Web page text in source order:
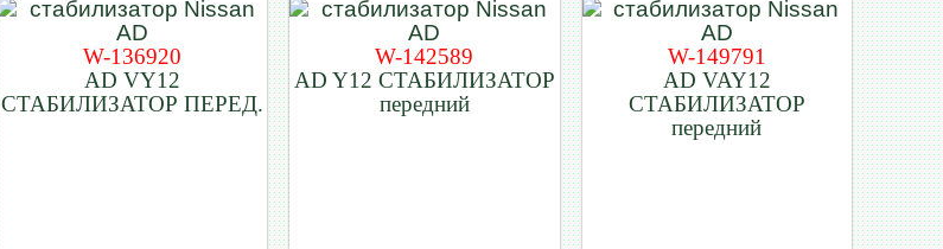
W-136920
AD VY12
СТАБИЛИЗАТОР ПЕРЕД.
W-142589
AD Y12 СТАБИЛИЗАТОР
передний
W-149791
AD VAY12
СТАБИЛИЗАТОР
передний